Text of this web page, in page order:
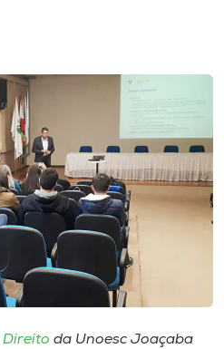
Direito da Unoesc Joaçaba